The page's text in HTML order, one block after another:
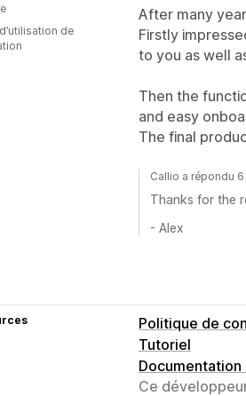
After many
Firstly
to you as well
Then the
and easy
The final
de
Callio a répondu
Thanks for the
- Alex
Politique de
Tutoriel
Documentation
Ce